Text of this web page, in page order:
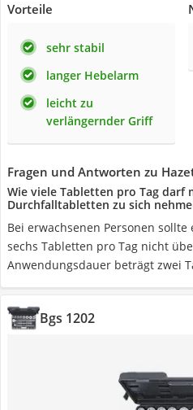
Vorteile
sehr stabil
langer Hebelarm
leicht zu
verlängernder Griff
Fragen und Antworten zu
Wie viele Tabletten pro Tag darf
Durchfalltabletten zu sich
Bei erwachsenen Personen sollte
sechs Tabletten pro Tag nicht
Anwendungsdauer beträgt zwei
Bgs 1202